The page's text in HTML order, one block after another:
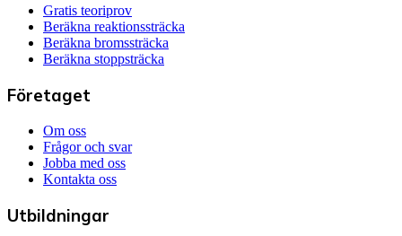
Gratis teoriprov
Beräkna reaktionssträcka
Beräkna bromssträcka
Beräkna stoppsträcka
Företaget
Om oss
Frågor och svar
Jobba med oss
Kontakta oss
Utbildningar